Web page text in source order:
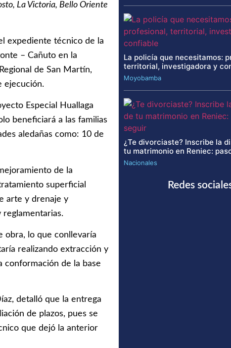
La Victoria, Bello Oriente
expediente técnico de la
– Cañuto en la
de San Martín,
ejecución.
Especial Huallaga
beneficiará a las familias
aledañas como: 10 de
de la
superficial
arte y drenaje y
obra, lo que conllevaría
realizando extracción y
conformación de la base
detalló que la entrega
de plazos, pues se
que dejó la anterior
La policía que necesitamos:
territorial, investigadora y
Moyobamba
¿Te divorciaste? Inscribe la
tu matrimonio en Reniec:
Nacionales
Redes